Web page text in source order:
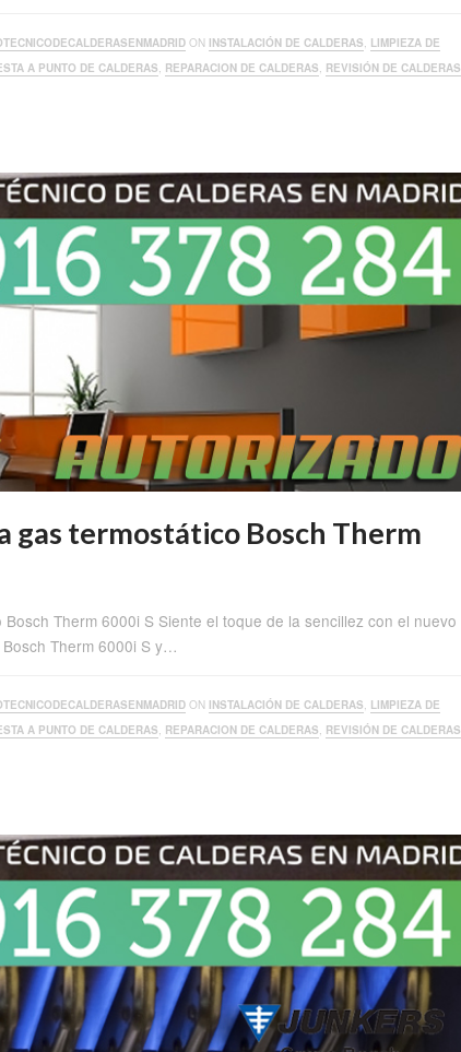
ON INSTALACIÓN DE CALDERAS, LIMPIEZA DE
A PUNTO DE CALDERAS, REPARACION DE CALDERAS, REVISIÓN DE CALDERAS
gas termostático Bosch Therm
Therm 6000i S Siente el toque de la sencillez con el nuevo
Therm 6000i S y…
ON INSTALACIÓN DE CALDERAS, LIMPIEZA DE
A PUNTO DE CALDERAS, REPARACION DE CALDERAS, REVISIÓN DE CALDERAS